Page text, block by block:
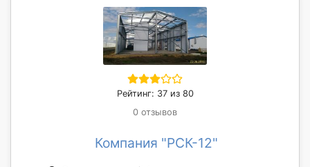
Рейтинг: 37 из 80
0 отзывов
Компания "РСК-12"